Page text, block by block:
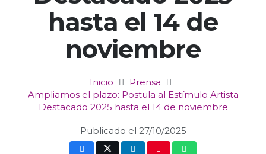
hasta el 14 de
noviembre
Inicio
Prensa
Ampliamos el plazo: Postula al Estímulo Artista
Destacado 2025 hasta el 14 de noviembre
Publicado el 27/10/2025